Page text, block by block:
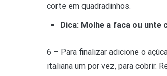
corte em quadradinhos.
Dica: Molhe a faca ou
6 – Para finalizar adicione o
italiana um por vez, para cobrir.